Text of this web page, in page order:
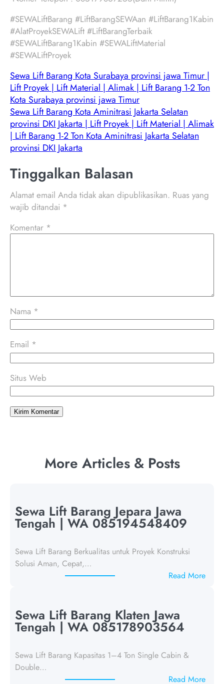
#SEWALiftBarang #LiftBarangSEWAan #LiftBarang1Kabin
#AlatProyekSEWALift #LiftBarangTerbaik
#SEWALiftBarang1Kabin #SEWALiftMaterial
#SEWALiftProyek
Sewa Lift Barang Kota Surabaya provinsi jawa Timur |
Lift Proyek | Lift Material | Alimak | Lift Barang 1-2 Ton
Kota Surabaya provinsi jawa Timur
Sewa Lift Barang Kota Aminitrasi Jakarta Selatan
provinsi DKI Jakarta | Lift Proyek | Lift Material | Alimak
| Lift Barang 1-2 Ton Kota Aminitrasi Jakarta Selatan
provinsi DKI Jakarta
Tinggalkan Balasan
Alamat email Anda tidak akan dipublikasikan. Ruas yang
wajib ditandai *
Komentar *
Nama *
Email *
Situs Web
More Articles & Posts
Sewa Lift Barang Jepara Jawa
Tengah | WA 085194548409
Sewa Lift Barang Berkualitas untuk Proyek Konstruksi
Solusi Aman, Cepat,…
Read More:
Sewa Lift Barang Klaten Jawa
Tengah | WA 085178903564
Sewa Lift Barang Kapasitas 1–4 Ton Single Cabin &
Double…
Read More: